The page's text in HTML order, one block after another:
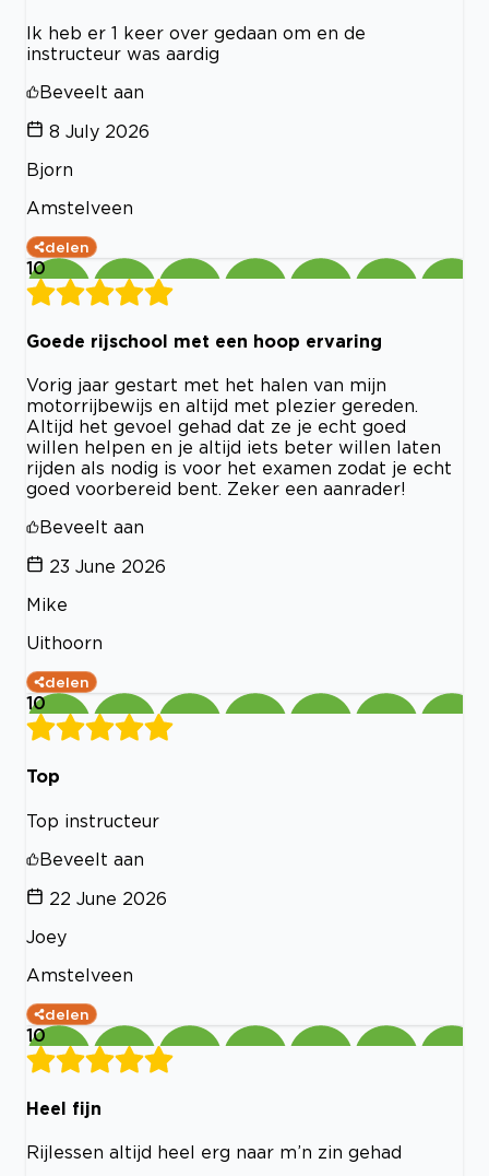
Ik heb er 1 keer over gedaan om en de
instructeur was aardig
Beveelt aan
8 July 2026
Bjorn
Amstelveen
delen
10
Goede rijschool met een hoop ervaring
Vorig jaar gestart met het halen van mijn
motorrijbewijs en altijd met plezier gereden.
Altijd het gevoel gehad dat ze je echt goed
willen helpen en je altijd iets beter willen laten
rijden als nodig is voor het examen zodat je echt
goed voorbereid bent. Zeker een aanrader!
Beveelt aan
23 June 2026
Mike
Uithoorn
delen
10
Top
Top instructeur
Beveelt aan
22 June 2026
Joey
Amstelveen
delen
10
Heel fijn
Rijlessen altijd heel erg naar m’n zin gehad